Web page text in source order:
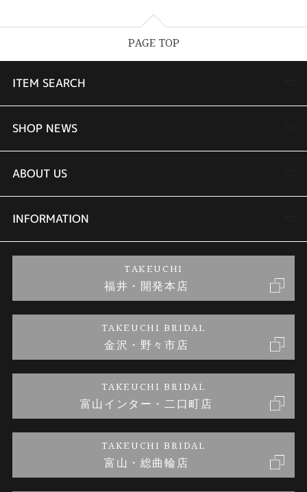
PAGE TOP
ITEM SEARCH
婚約指輪
結婚指輪
セットリング
婚約ネックレス
金・プラチナのお取引
SHOP NEWS
TAKEUCHI BRIDAL金沢本店情報
商品一覧
ブランドリスト
金澤指輪工房｜手作りペアリング
金澤指輪工房｜手作り結婚指輪 and 婚約指輪
金澤指輪工房｜手作り婚約指輪プロポーズプラン
ABOUT US
会社概要
お客様の声
INFORMATION
プライバシーポリシー
TAKEUCHI
福井・開発本店
TAKEUCHI BRIDAL
金沢・野々市店
TAKEUCHI BRIDAL
富山インター・二口町店
TAKEUCHI BRIDAL
富山・総曲輪店